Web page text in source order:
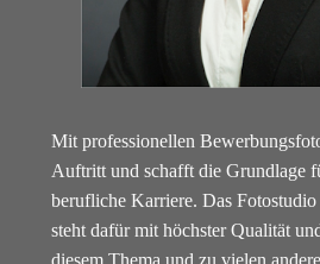
Mit professionellen
Auftritt und schafft die Grundlage
berufliche Karriere. Das
steht dafür mit höchster Qualität
diesem Thema und zu vielen